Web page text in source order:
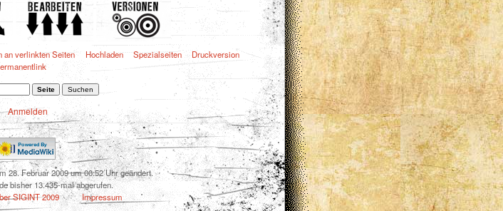
an verlinkten Seiten Hochladen Spezialseiten
Druckversion
Anmelden
28. Februar 2009 um 00:52 Uhr geändert.
bisher 13.435-mal abgerufen.
SIGINT 2009 Impressum